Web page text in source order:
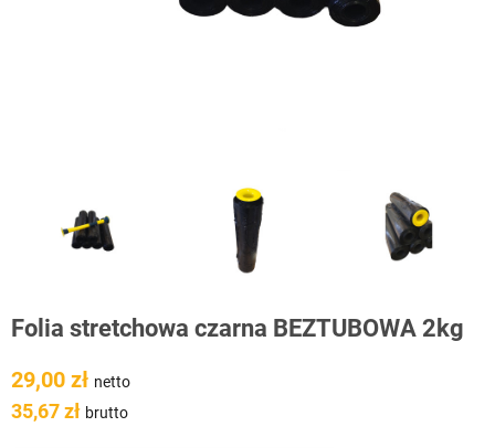
Folia stretchowa czarna BEZTUBOWA 2kg
29,00 zł netto
35,67 zł brutto